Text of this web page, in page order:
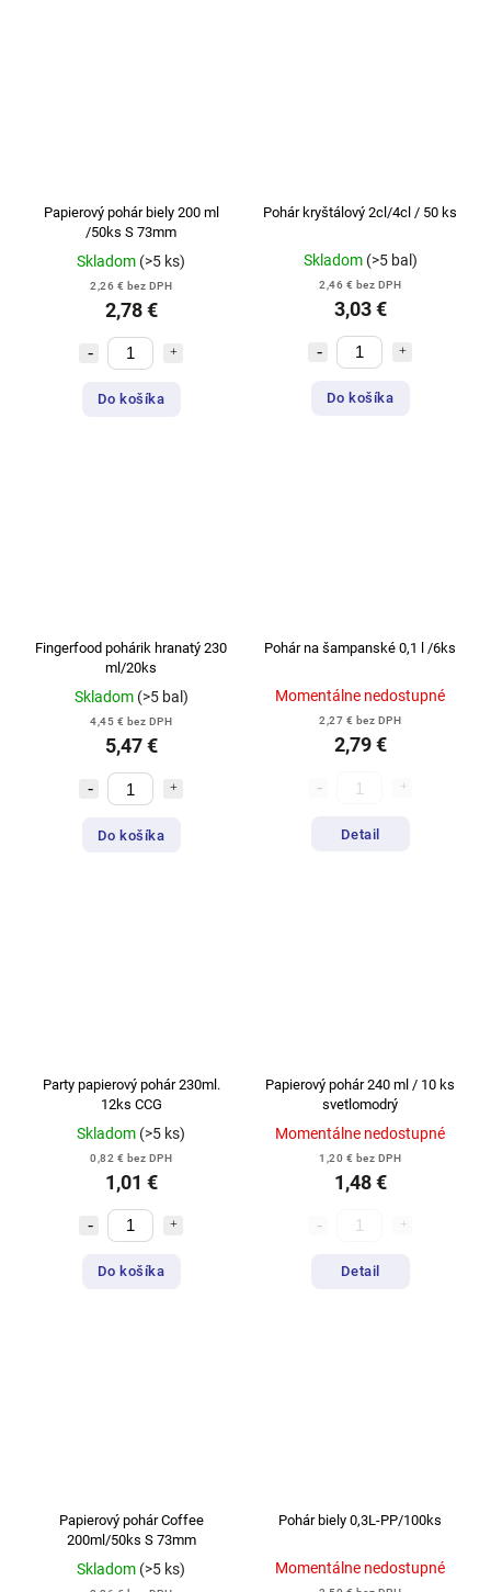
Papierový pohár biely 200 ml
/50ks S 73mm
Skladom (>5 ks)
2,26 € bez DPH
2,78 €
Do košíka
Pohár kryštálový 2cl/4cl / 50 ks
Skladom (>5 bal)
2,46 € bez DPH
3,03 €
Do košíka
Fingerfood pohárik hranatý 230
ml/20ks
Skladom (>5 bal)
4,45 € bez DPH
5,47 €
Do košíka
Pohár na šampanské 0,1 l /6ks
Momentálne nedostupné
2,27 € bez DPH
2,79 €
Detail
Party papierový pohár 230ml.
12ks CCG
Skladom (>5 ks)
0,82 € bez DPH
1,01 €
Do košíka
Papierový pohár 240 ml / 10 ks
svetlomodrý
Momentálne nedostupné
1,20 € bez DPH
1,48 €
Detail
Papierový pohár Coffee
200ml/50ks S 73mm
Skladom (>5 ks)
Pohár biely 0,3L-PP/100ks
Momentálne nedostupné